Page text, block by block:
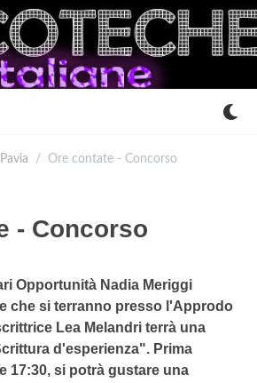
Pavia Ore contate - Concorso
- Concorso
Opportunità Nadia Meriggi
che si terranno presso l'Approdo
Lea Melandri terrà una
d'esperienza". Prima
17:30, si potrà gustare una